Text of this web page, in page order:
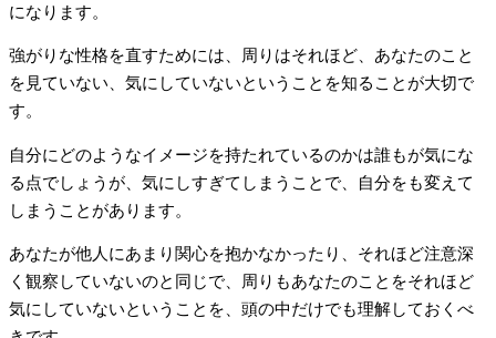
になります。
強がりな性格を直すためには、周りはそれほど、あなたのこと
を見ていない、気にしていないということを知ることが大切で
す。
自分にどのようなイメージを持たれているのかは誰もが気にな
る点でしょうが、気にしすぎてしまうことで、自分をも変えて
しまうことがあります。
あなたが他人にあまり関心を抱かなかったり、それほど注意深
く観察していないのと同じで、周りもあなたのことをそれほど
気にしていないということを、頭の中だけでも理解しておくべ